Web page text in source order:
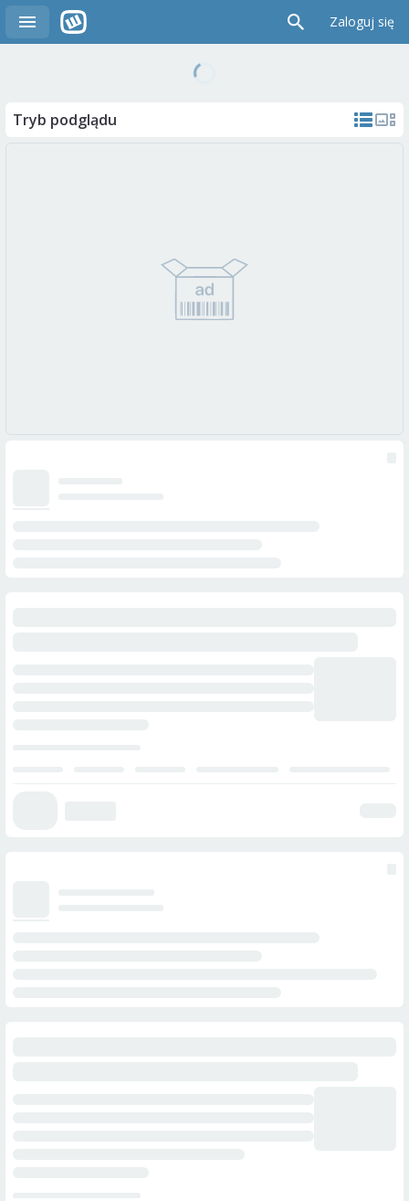
Zaloguj się
Tryb podglądu